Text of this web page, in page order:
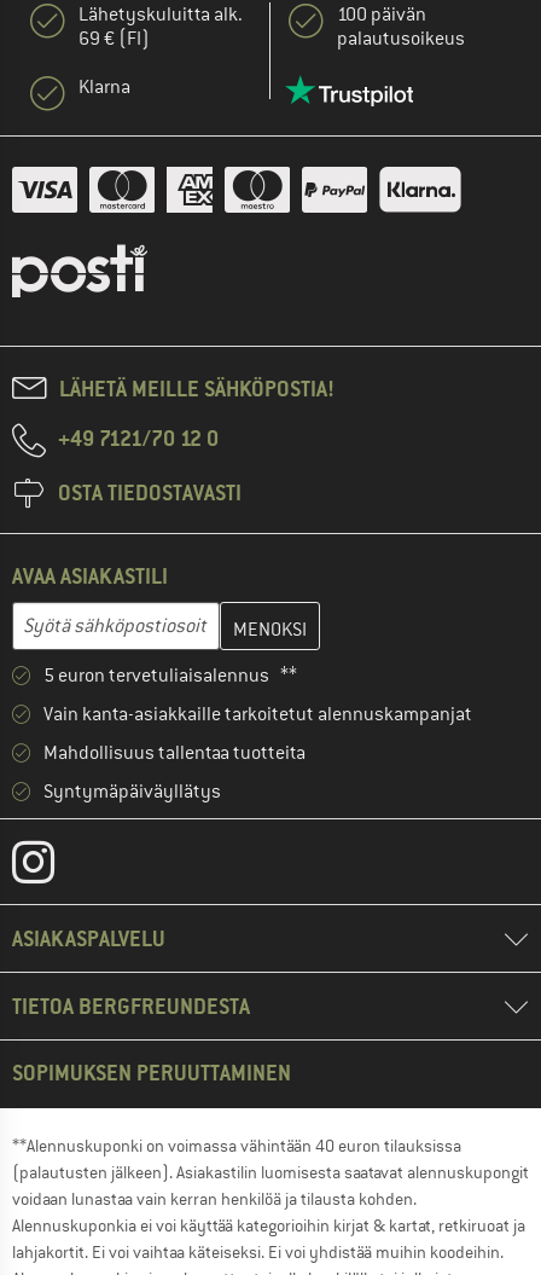
Lähetyskuluitta alk.
69 € (FI)
Klarna
100 päivän
palautusoikeus
LÄHETÄ MEILLE SÄHKÖPOSTIA!
+49 7121/70 12 0
OSTA TIEDOSTAVASTI
AVAA ASIAKASTILI
Sähköpostiosoite
Anna sähköpostiosoitteesi ja luo seuraavassa vaiheessa
5 euron tervetuliaisalennus **
Vain kanta-asiakkaille tarkoitetut alennuskampanjat
Mahdollisuus tallentaa tuotteita
Syntymäpäiväyllätys
ASIAKASPALVELU
TIETOA BERGFREUNDESTA
SOPIMUKSEN PERUUTTAMINEN
**Alennuskuponki on voimassa vähintään 40 euron tilauksissa
(palautusten jälkeen). Asiakastilin luomisesta saatavat alennuskupongit
voidaan lunastaa vain kerran henkilöä ja tilausta kohden.
Alennuskuponkia ei voi käyttää kategorioihin kirjat & kartat, retkiruoat ja
lahjakortit. Ei voi vaihtaa käteiseksi. Ei voi yhdistää muihin koodeihin.